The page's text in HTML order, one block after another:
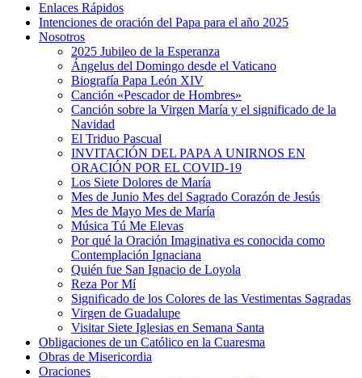
Enlaces Rápidos
Intenciones de oración del Papa para el año 2025
Nosotros
2025 Jubileo de la Esperanza
Ángelus del Domingo desde el Vaticano
Biografía Papa León XIV
Canción «Pescador de Hombres»
Canción sobre la Virgen María y el significado de la
Navidad
El Triduo Pascual
INVITACIÓN DEL PAPA A UNIRNOS EN
ORACIÓN POR EL COVID-19
Los Siete Dolores de María
Mes de Junio Mes del Sagrado Corazón de Jesús
Mes de Mayo Mes de María
Música Tú Me Elevas
Por qué la Oración Imaginativa es conocida como
Contemplación Ignaciana
Quién fue San Ignacio de Loyola
Reza Por Mí
Significado de los Colores de las Vestimentas Sagradas
Virgen de Guadalupe
Visitar Siete Iglesias en Semana Santa
Obligaciones de un Católico en la Cuaresma
Obras de Misericordia
Oraciones